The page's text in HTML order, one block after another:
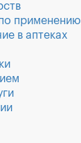
применению
в аптеках